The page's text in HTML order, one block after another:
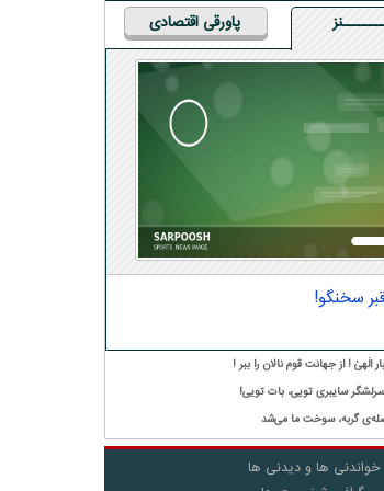
سخنگو!
الٰهیٰ ! از جهانت قوم نالان را ببر !
سایبری تویی، بات تویی!
گربه، سوخت ما می‌شد
پاورقی اقتصادی
خواندنی ها و دیدنی ها